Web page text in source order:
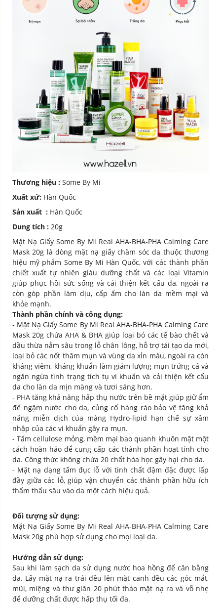
Thương hiệu : Some By Mi
Xuất xứ: Hàn Quốc
Sản xuất : Hàn Quốc
Dung tích : 20g
Mặt Nạ Giấy Some By Mi Real AHA-BHA-PHA Calming Care
Mask 20g là dòng mặt nạ giấy chăm sóc da thuộc thương
hiệu mỹ phẩm Some By Mi Hàn Quốc, với các thành phần
chiết xuất tự nhiên giàu dưỡng chất và các loại Vitamin
giúp phục hồi sức sống và cải thiện kết cấu da, ngoài ra
còn góp phần làm dịu, cấp ẩm cho làn da mềm mại và
khỏe mạnh.
Thành phần chính và công dụng:
- Mặt Nạ Giấy Some By Mi Real AHA-BHA-PHA Calming Care
Mask 20g chứa AHA & BHA giúp loại bỏ các tế bào chết và
dầu thừa nằm sâu trong lỗ chân lông, hỗ trợ tái tạo da mới,
loại bỏ các nốt thâm mụn và vùng da xỉn màu, ngoài ra còn
kháng viêm, kháng khuẩn làm giảm lượng mụn trứng cá và
ngăn ngừa tình trạng tích tụ vi khuẩn và cải thiện kết cấu
da cho làn da mịn màng và tươi sáng hơn.
- PHA tăng khả năng hấp thụ nước trên bề mặt giúp giữ ẩm
để ngậm nước cho da, củng cố hàng rào bảo vệ tăng khả
năng miễn dịch của màng Hydro-lipid hạn chế sự xâm
nhập của các vi khuẩn gây ra mụn.
- Tấm cellulose mỏng, mềm mại bao quanh khuôn mặt một
cách hoàn hảo để cung cấp các thành phần hoạt tính cho
da. Công thức không chứa 20 chất hóa học gây hại cho da.
- Mặt nạ dạng tấm đục lỗ với tinh chất đậm đặc được lấp
đầy giữa các lỗ, giúp vận chuyển các thành phần hữu ích
thẩm thấu sâu vào da một cách hiệu quả.
Đối tượng sử dụng:
Mặt Nạ Giấy Some By Mi Real AHA-BHA-PHA Calming Care
Mask 20g phù hợp sử dụng cho mọi loại da.
Hướng dẫn sử dụng:
Sau khi làm sạch da sử dụng nước hoa hồng để cân bằng
da. Lấy mặt nạ ra trải đều lên mặt canh đều các góc mắt,
mũi, miệng và thư giãn 20 phút tháo mặt nạ ra và vỗ nhẹ
để dưỡng chất được hấp thụ tối đa.